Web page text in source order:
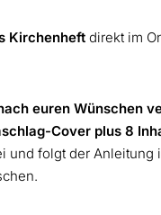
Kirchenheft direkt im
euren Wünschen
Cover plus 8
und folgt der Anleitung